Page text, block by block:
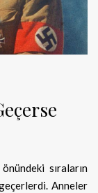
sıraların
Anneler